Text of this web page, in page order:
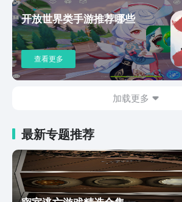
开放世界类手游推荐哪些
查看更多
加载更多
最新专题推荐